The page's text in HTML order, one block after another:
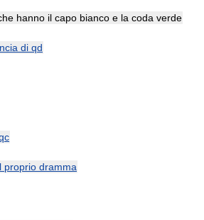
hanno il capo bianco e la coda verde
di qd
proprio dramma